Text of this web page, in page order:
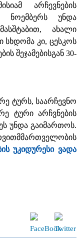
არჩევნების
ნოემბერს უნდა
ახალი
სხდომა კი, ცესკოს
შეჯამებისგან 30-
ტურს, საარჩევნო
ტური არჩვნების
უნდა გაიმართოს.
უკიდურესი ვადა